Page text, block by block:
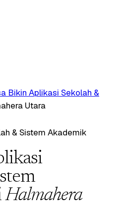
Bikin Aplikasi Sekolah &
Utara
& Sistem Akademik
Halmahera